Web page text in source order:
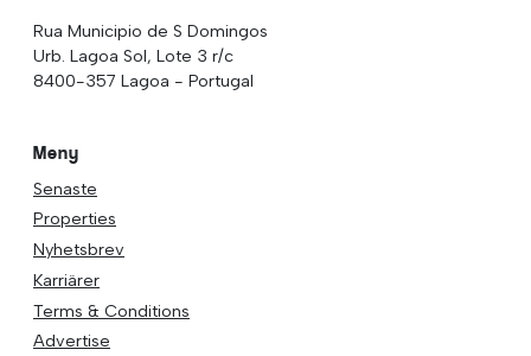
Rua Municipio de S Domingos
Urb. Lagoa Sol, Lote 3 r/c
8400-357 Lagoa - Portugal
Meny
Senaste
Properties
Nyhetsbrev
Karriärer
Terms & Conditions
Advertise